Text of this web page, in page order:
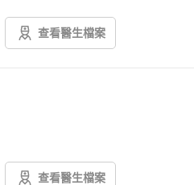
查看醫生檔案
查看醫生檔案